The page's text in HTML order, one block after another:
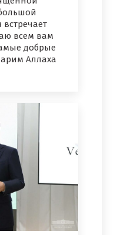
всем вам
добрые
Аллаха